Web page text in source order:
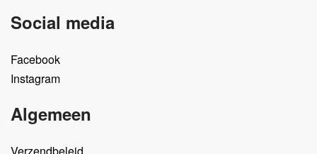
Social media
Facebook
Instagram
Algemeen